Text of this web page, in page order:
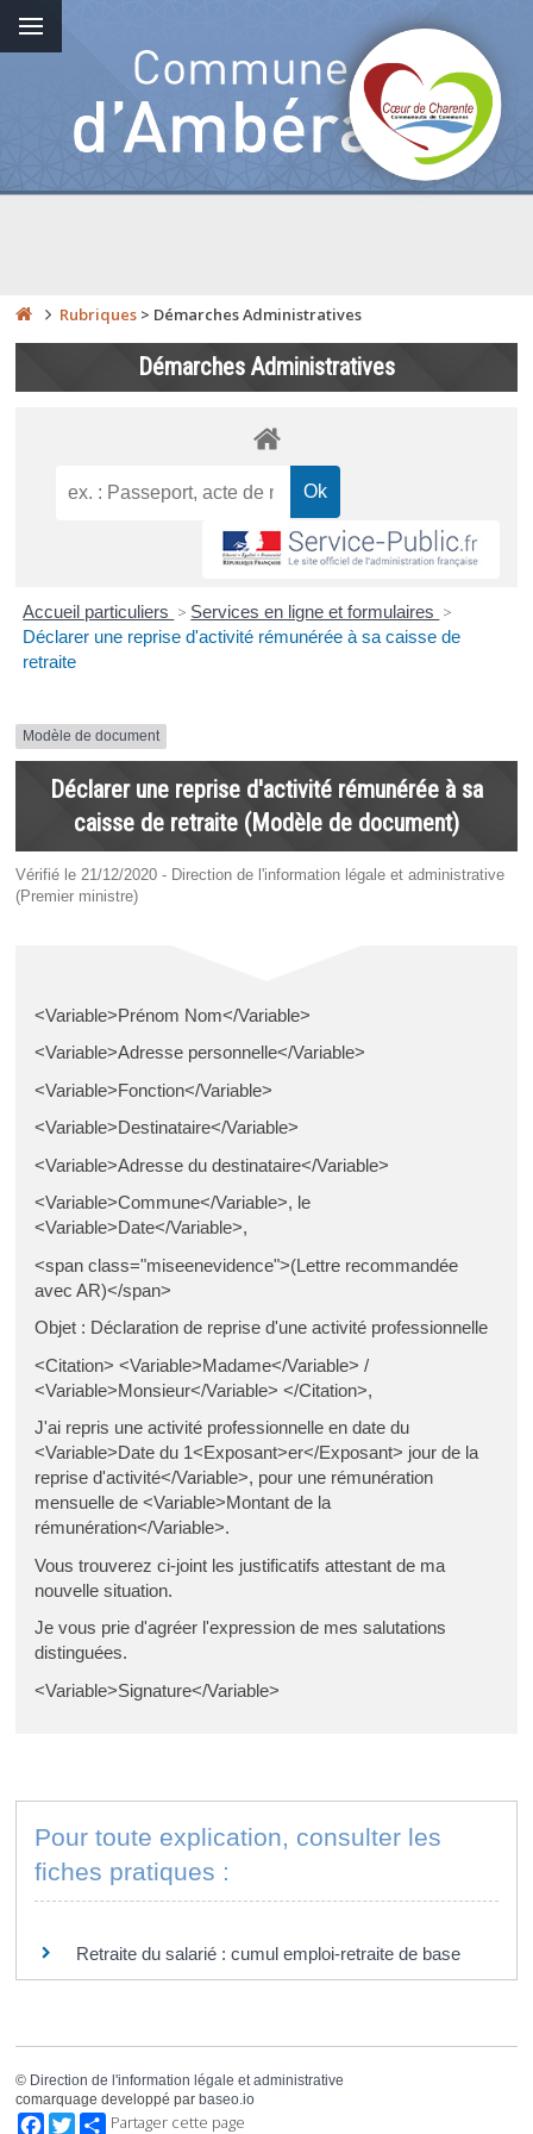
Rubriques > Démarches Administratives
Démarches Administratives
Accueil particuliers > Services en ligne et formulaires >
Déclarer une reprise d'activité rémunérée à sa caisse de
retraite
Modèle de document
Déclarer une reprise d'activité rémunérée à sa
caisse de retraite (Modèle de document)
Vérifié le 21/12/2020 - Direction de l'information légale et administrative
(Premier ministre)
<Variable>Prénom Nom</Variable>
<Variable>Adresse personnelle</Variable>
<Variable>Fonction</Variable>
<Variable>Destinataire</Variable>
<Variable>Adresse du destinataire</Variable>
<Variable>Commune</Variable>, le
<Variable>Date</Variable>,
<span class="miseenevidence">(Lettre recommandée
avec AR)</span>
Objet : Déclaration de reprise d'une activité professionnelle
<Citation> <Variable>Madame</Variable> /
<Variable>Monsieur</Variable> </Citation>,
J'ai repris une activité professionnelle en date du
<Variable>Date du 1<Exposant>er</Exposant> jour de la
reprise d'activité</Variable>, pour une rémunération
mensuelle de <Variable>Montant de la
rémunération</Variable>.
Vous trouverez ci-joint les justificatifs attestant de ma
nouvelle situation.
Je vous prie d'agréer l'expression de mes salutations
distinguées.
<Variable>Signature</Variable>
Pour toute explication, consulter les
fiches pratiques :
Retraite du salarié : cumul emploi-retraite de base
© Direction de l'information légale et administrative
comarquage developpé par baseo.io
Facebook
TwitterPartager cette page